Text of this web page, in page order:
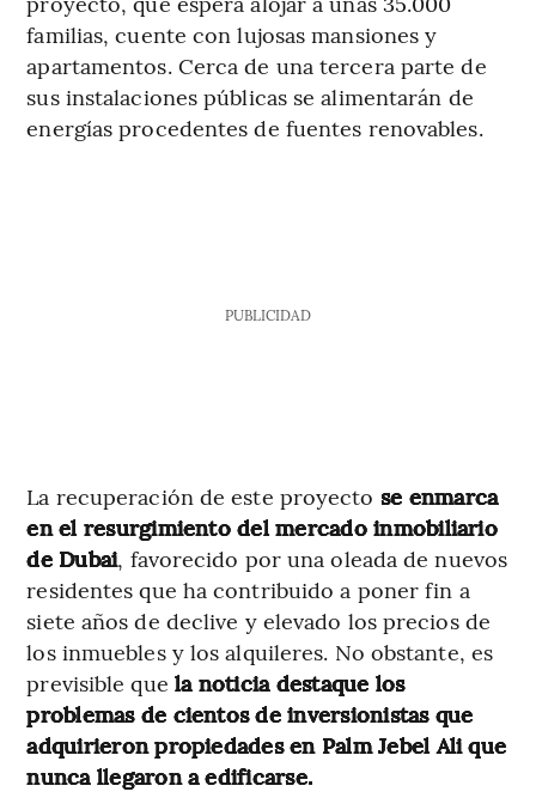
familias, cuente con lujosas mansiones y
apartamentos. Cerca de una tercera parte de
sus instalaciones públicas se alimentarán de
energías procedentes de fuentes renovables.
PUBLICIDAD
La recuperación de este proyecto se enmarca
en el resurgimiento del mercado inmobiliario
de Dubai, favorecido por una oleada de nuevos
residentes que ha contribuido a poner fin a
siete años de declive y elevado los precios de
los inmuebles y los alquileres. No obstante, es
previsible que la noticia destaque los
problemas de cientos de inversionistas que
adquirieron propiedades en Palm Jebel Ali que
nunca llegaron a edificarse.